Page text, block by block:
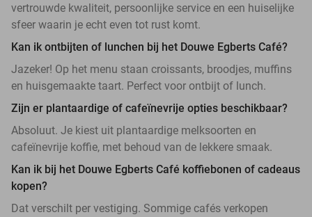
vertrouwde kwaliteit, persoonlijke service en een huiselijke
sfeer waarin je echt even tot rust komt.
Kan ik ontbijten of lunchen bij het Douwe Egberts Café?
Jazeker! Op het menu staan croissants, broodjes, muffins
en huisgemaakte taart. Perfect voor ontbijt of lunch.
Zijn er plantaardige of cafeïnevrije opties beschikbaar?
Absoluut. Je kiest uit plantaardige melksoorten en
cafeïnevrije koffie, met behoud van de lekkere smaak.
Kan ik bij het Douwe Egberts Café koffiebonen of cadeaus
kopen?
Dat verschilt per vestiging. Sommige cafés verkopen